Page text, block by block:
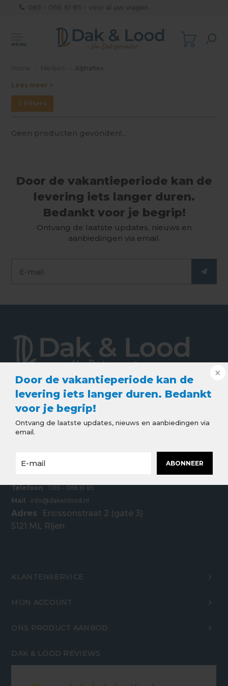
Door de vakantieperiode kan de
levering iets langer duren. Bedankt
voor je begrip!
Ontvang de laatste updates, nieuws en aanbiedingen via
email.
ABONNEER
MENU
Alphaflex
Lees meer >
Filters
Geen producten gevonden!...
Door de vakantieperiode kan de
levering iets langer duren.
Bedankt voor je begrip!
Ontvang de laatste updates, nieuws en
aanbiedingen via email.
De webshop voor de beste kwaliteit dak en lood
producten. Goede service, snelle levering en
scherpe prijzen. Bestel snel en eenvoudig online
bij Dakenlood.nl.
Telefoon
085 - 066 61 85
Mail
info@dakenlood.nl
Adres
Ericssonstraat 2 (gate 3)
5121 ML Rijen
KLANTENSERVICE
MIJN ACCOUNT
ONS PRODUCT AANBOD
DAK & LOOD REVIEWS